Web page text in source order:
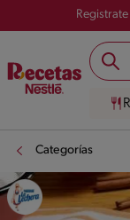
Categorías